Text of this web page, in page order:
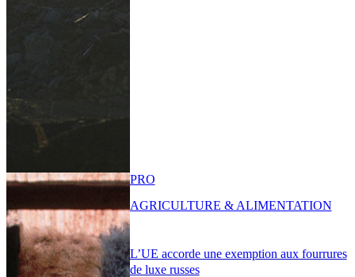
L’UE accorde une exemption aux fourrures
de luxe russes
PRO
AGRICULTURE & ALIMENTATION